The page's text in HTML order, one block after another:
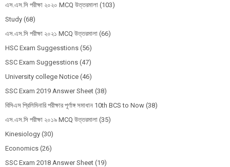
এস.এস.সি পরীক্ষা ২০২০ MCQ উত্তরমালা (103)
Study (68)
এস.এস.সি পরীক্ষা ২০২১ MCQ উত্তরমালা (66)
HSC Exam Suggesstions (56)
SSC Exam Suggesstions (47)
University college Notice (46)
SSC Exam 2019 Answer Sheet (38)
বিসিএস প্রিলিমিনারি পরীক্ষার পূর্ণাঙ্গ সমাধান 10th BCS to Now (38)
এস.এস.সি পরীক্ষা ২০১৯ MCQ উত্তরমালা (35)
Kinesiology (30)
Economics (26)
SSC Exam 2018 Answer Sheet (19)